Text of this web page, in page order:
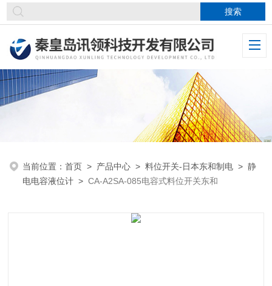
当前位置：首页 > 产品中心 >料位开关-日本东和制电 >静
电电容液位计 >CA-A2SA-085电容式料位开关东和